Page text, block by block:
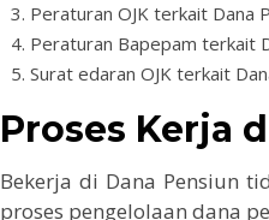
Peraturan OJK terkait Dana
Peraturan Bapepam terkait
Surat edaran OJK terkait
Proses Kerja
Bekerja di Dana Pensiun
proses pengelolaan dana